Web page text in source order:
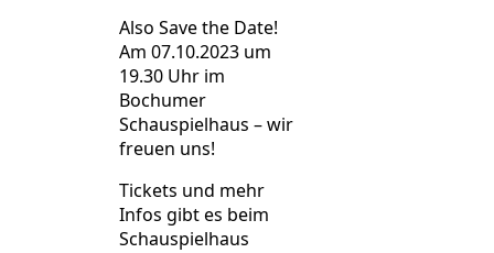
Also Save the Date!
Am 07.10.2023 um
19.30 Uhr im
Bochumer
Schauspielhaus – wir
freuen uns!
Tickets und mehr
Infos gibt es beim
Schauspielhaus